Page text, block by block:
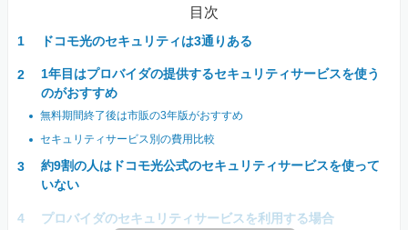
目次
ドコモ光のセキュリティは3通りある
1年目はプロバイダの提供するセキュリティサービスを使う
のがおすすめ
無料期間終了後は市販の3年版がおすすめ
セキュリティサービス別の費用比較
約9割の人はドコモ光公式のセキュリティサービスを使って
いない
プロバイダのセキュリティサービスを利用する場合